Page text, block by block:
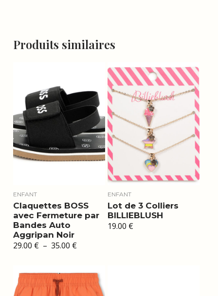
Produits similaires
ENFANT
Claquettes BOSS
avec Fermeture par
Bandes Auto
Aggripan Noir
29.00 € – 35.00 €Plage
à
35.00 €
ENFANT
Lot de 3 Colliers
BILLIEBLUSH
19.00 €